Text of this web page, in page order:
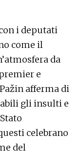
i deputati
come il
da
e
afferma di
gli insulti e
celebrano
del